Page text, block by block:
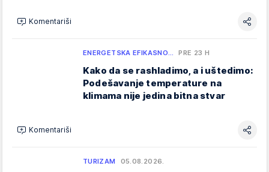
Komentariši
ENERGETSKA EFIKASNO… PRE 23 H
Kako da se rashladimo, a i uštedimo:
Podešavanje temperature na
klimama nije jedina bitna stvar
Komentariši
TURIZAM 05.08.2026.